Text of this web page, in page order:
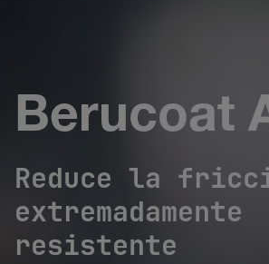
Berucoat
Reduce la
extremadamente
resistente